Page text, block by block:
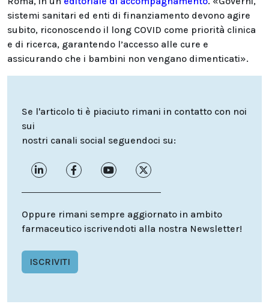
sistemi sanitari ed enti di finanziamento devono agire
subito, riconoscendo il long COVID come priorità clinica
e di ricerca, garantendo l’accesso alle cure e
assicurando che i bambini non vengano dimenticati».
Se l'articolo ti è piaciuto rimani in contatto con noi
sui
nostri canali social seguendoci su:
Oppure rimani sempre aggiornato in ambito
farmaceutico iscrivendoti alla nostra Newsletter!
ISCRIVITI